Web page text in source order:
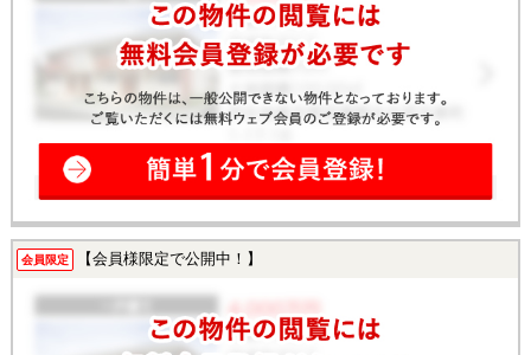
会員限定 【会員様限定で公開中！】